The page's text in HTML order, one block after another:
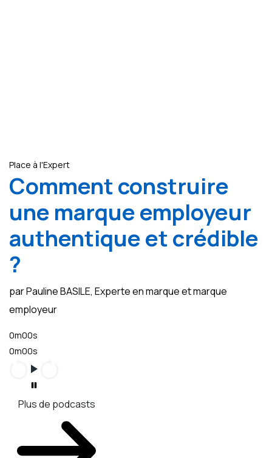
Place à l'Expert
Comment construire
une marque employeur
authentique et crédible
?
par Pauline BASILE, Experte en marque et marque
employeur
0m00s
0m00s
Plus de podcasts